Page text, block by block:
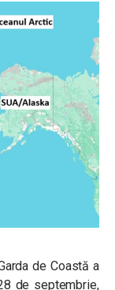
de Coastă a
de septembrie,